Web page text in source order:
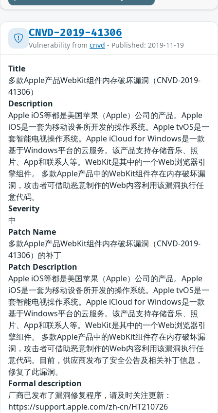
CNVD-2019-41306
Vulnerability from cnvd - Published: 2019-11-19
Title
多款Apple产品WebKit组件内存破坏漏洞（CNVD-2019-
41306）
Description
Apple iOS等都是美国苹果（Apple）公司的产品。Apple
iOS是一套为移动设备所开发的操作系统。Apple tvOS是一
套智能电视操作系统。Apple iCloud for Windows是一款
基于Windows平台的云服务。该产品支持存储音乐、照
片、App和联系人等。WebKit是其中的一个Web浏览器引
擎组件。 多款Apple产品中的WebKit组件存在内存破坏漏
洞，攻击者可借助恶意制作的Web内容利用该漏洞执行任
意代码。
Severity
中
Patch Name
多款Apple产品WebKit组件内存破坏漏洞（CNVD-2019-
41306）的补丁
Patch Description
Apple iOS等都是美国苹果（Apple）公司的产品。Apple
iOS是一套为移动设备所开发的操作系统。Apple tvOS是一
套智能电视操作系统。Apple iCloud for Windows是一款
基于Windows平台的云服务。该产品支持存储音乐、照
片、App和联系人等。WebKit是其中的一个Web浏览器引
擎组件。 多款Apple产品中的WebKit组件存在内存破坏漏
洞，攻击者可借助恶意制作的Web内容利用该漏洞执行任
意代码。目前，供应商发布了安全公告及相关补丁信息，
修复了此漏洞。
Formal description
厂商已发布了漏洞修复程序，请及时关注更新：
https://support.apple.com/zh-cn/HT210726